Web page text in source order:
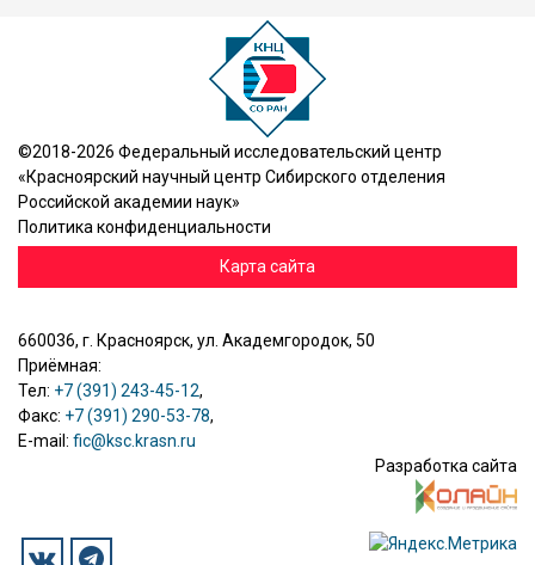
©2018-2026 Федеральный исследовательский центр
«Красноярский научный центр Сибирского отделения
Российской академии наук»
Политика конфиденциальности
Карта сайта
660036, г. Красноярск, ул. Академгородок, 50
Приёмная:
Тел: +7 (391) 243-45-12,
Факс: +7 (391) 290-53-78,
E-mail: fic@ksc.krasn.ru
Разработка сайта